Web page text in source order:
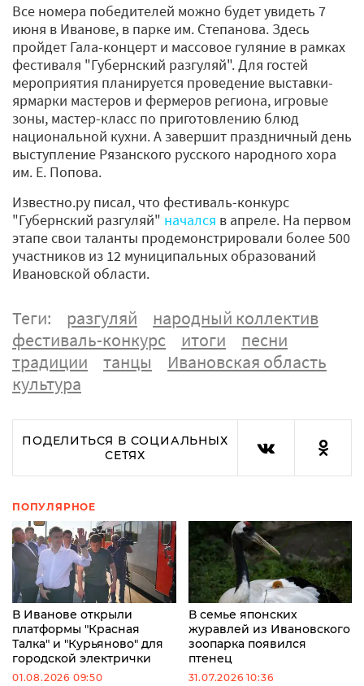
Все номера победителей можно будет увидеть 7
июня в Иванове, в парке им. Степанова. Здесь
пройдет Гала-концерт и массовое гуляние в рамках
фестиваля "Губернский разгуляй". Для гостей
мероприятия планируется проведение выставки-
ярмарки мастеров и фермеров региона, игровые
зоны, мастер-класс по приготовлению блюд
национальной кухни. А завершит праздничный день
выступление Рязанского русского народного хора
им. Е. Попова.
Известно.ру писал, что фестиваль-конкурс
"Губернский разгуляй" начался в апреле. На первом
этапе свои таланты продемонстрировали более 500
участников из 12 муниципальных образований
Ивановской области.
Теги: разгуляй
народный коллектив
фестиваль-конкурс
итоги
песни
традиции
танцы
Ивановская область
культура
ПОДЕЛИТЬСЯ В СОЦИАЛЬНЫХ
СЕТЯХ
ПОПУЛЯРНОЕ
В Иванове открыли
платформы "Красная
Талка" и "Курьяново" для
городской электрички
01.08.2026 09:50
В семье японских
журавлей из Ивановского
зоопарка появился
птенец
31.07.2026 10:36